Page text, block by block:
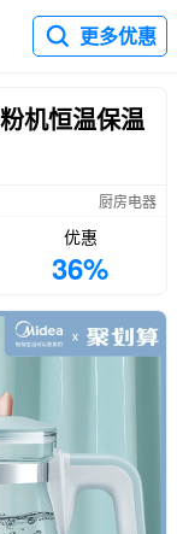
更多优惠
机恒温保温
厨房电器
优惠
36%